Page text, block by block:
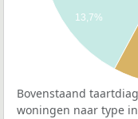
13,7%
Bovenstaand
woningen naar type